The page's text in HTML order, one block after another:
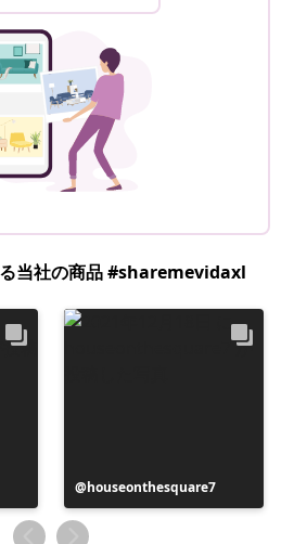
当社の商品 #sharemevidaxl
投
稿
者
houseonthesquare7